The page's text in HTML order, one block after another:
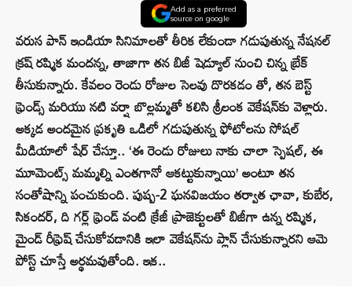
Add as a preferred
source on google
వరుస పాన్ ఇండియా సినిమాలతో తీరిక లేకుండా గడుపుతున్న నేషనల్
క్రష్ రష్మిక మందన్న, తాజాగా తన బిజీ షెడ్యూల్ నుంచి చిన్న బ్రేక్
తీసుకున్నారు. కేవలం రెండు రోజుల సెలవు దొరకడం తో, తన బెస్ట్
ఫ్రెండ్స్ మరియు నటి వర్షా బొల్లమ్మతో కలిసి శ్రీలంక వెకేషన్‌కు వెళ్లారు.
అక్కడ అందమైన ప్రకృతి ఒడిలో గడుపుతున్న ఫోటోలను సోషల్
మీడియాలో షేర్ చేస్తూ.. ‘ఈ రెండు రోజులు నాకు చాలా స్పెషల్, ఈ
మూమెంట్స్ మమ్మల్ని ఎంతగానో ఆకట్టుకున్నాయి’ అంటూ తన
సంతోషాన్ని పంచుకుంది. పుష్ప-2 ఘనవిజయం తర్వాత ఛావా, కుబేర,
సికందర్, ది గర్ల్ ఫ్రెండ్ వంటి క్రేజీ ప్రాజెక్టులతో బిజీగా ఉన్న రష్మిక,
మైండ్ రీఫ్రెష్ చేసుకోవడానికి ఇలా వెకేషన్‌ను ప్లాన్ చేసుకున్నారని ఆమె
పోస్ట్ చూస్తే అర్థమవుతోంది. ఇక..